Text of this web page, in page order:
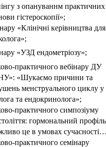
з опануваннм практичних
гістероскопії»;
«Клінічні керівництва для
«УЗД ендометріозу»;
практичного вебінару ДУ
«Шукаємо причини та
менструального циклу у
та ендокринолога»;
практичного симпозіуму
гормональний профіль
це в умовах
практичного семінару